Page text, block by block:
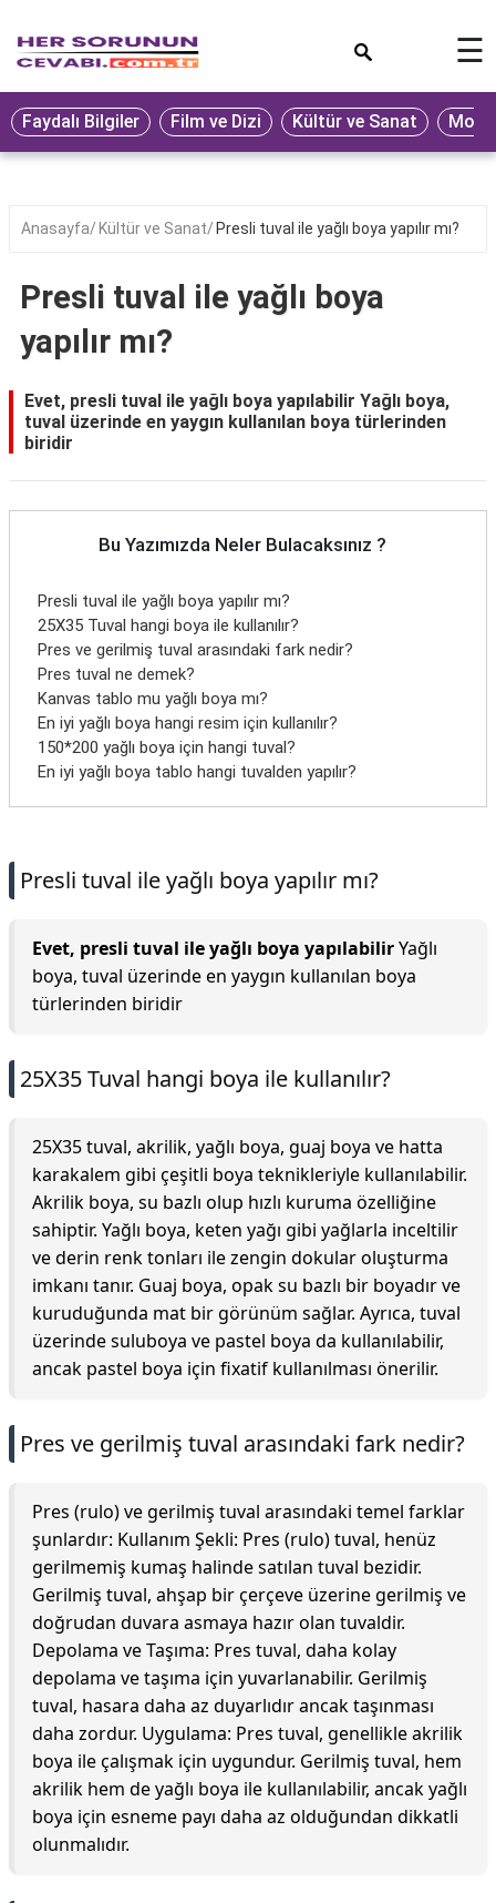
Eğitim
Ekonomi
Seyahat
Oyun
Yaşam
Hukuk
Blog
☰
Faydalı Bilgiler Film ve Dizi Kültür ve Sanat
Anasayfa Kültür ve Sanat Presli tuval ile yağlı boya yapılır mı?
Presli tuval ile yağlı boya
yapılır mı?
Evet, presli tuval ile yağlı boya yapılabilir Yağlı boya,
tuval üzerinde en yaygın kullanılan boya türlerinden
biridir
Bu Yazımızda Neler Bulacaksınız ?
Presli tuval ile yağlı boya yapılır mı?
25X35 Tuval hangi boya ile kullanılır?
Pres ve gerilmiş tuval arasındaki fark nedir?
Pres tuval ne demek?
Kanvas tablo mu yağlı boya mı?
En iyi yağlı boya hangi resim için kullanılır?
150*200 yağlı boya için hangi tuval?
En iyi yağlı boya tablo hangi tuvalden yapılır?
Presli tuval ile yağlı boya yapılır mı?
Evet, presli tuval ile yağlı boya yapılabilirYağlı
boya, tuval üzerinde en yaygın kullanılan boya
türlerinden biridir
25X35 Tuval hangi boya ile kullanılır?
25X35 tuval, akrilik, yağlı boya, guaj boya ve hatta
karakalem gibi çeşitli boya teknikleriyle kullanılabilir.
Akrilik boya, su bazlı olup hızlı kuruma özelliğine
sahiptir. Yağlı boya, keten yağı gibi yağlarla inceltilir
ve derin renk tonları ile zengin dokular oluşturma
imkanı tanır. Guaj boya, opak su bazlı bir boyadır ve
kuruduğunda mat bir görünüm sağlar. Ayrıca, tuval
üzerinde suluboya ve pastel boya da kullanılabilir,
ancak pastel boya için fixatif kullanılması önerilir.
Pres ve gerilmiş tuval arasındaki fark nedir?
Pres (rulo) ve gerilmiş tuval arasındaki temel farklar
şunlardır: Kullanım Şekli: Pres (rulo) tuval, henüz
gerilmemiş kumaş halinde satılan tuval bezidir.
Gerilmiş tuval, ahşap bir çerçeve üzerine gerilmiş ve
doğrudan duvara asmaya hazır olan tuvaldir.
Depolama ve Taşıma: Pres tuval, daha kolay
depolama ve taşıma için yuvarlanabilir. Gerilmiş
tuval, hasara daha az duyarlıdır ancak taşınması
daha zordur. Uygulama: Pres tuval, genellikle akrilik
boya ile çalışmak için uygundur. Gerilmiş tuval, hem
akrilik hem de yağlı boya ile kullanılabilir, ancak yağlı
boya için esneme payı daha az olduğundan dikkatli
olunmalıdır.